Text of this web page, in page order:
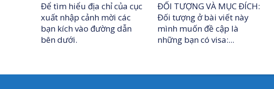
Để tìm hiểu địa chỉ của cục
xuất nhập cảnh mời các
bạn kích vào đường dẫn
bên dưới.
ĐỐI TƯỢNG VÀ MỤC ĐÍCH:
Đối tượng ở bài viết này
mình muốn đề cập là
những bạn có visa:...